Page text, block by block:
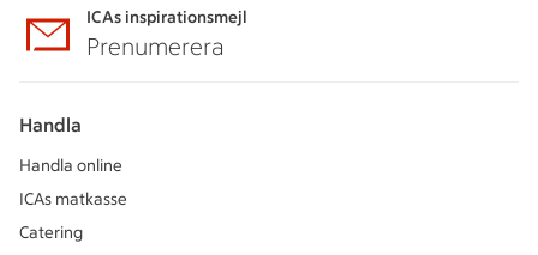
ICAs inspirationsmejl
Prenumerera
Handla
Handla online
ICAs matkasse
Catering